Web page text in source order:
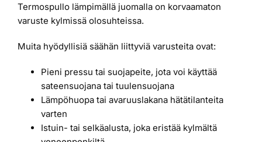
Termospullo lämpimällä juomalla on korvaamaton
varuste kylmissä olosuhteissa.
Muita hyödyllisiä säähän liittyviä varusteita ovat:
Pieni pressu tai suojapeite, jota voi käyttää
sateensuojana tai tuulensuojana
Lämpöhuopa tai avaruuslakana hätätilanteita
varten
Istuin- tai selkäalusta, joka eristää kylmältä